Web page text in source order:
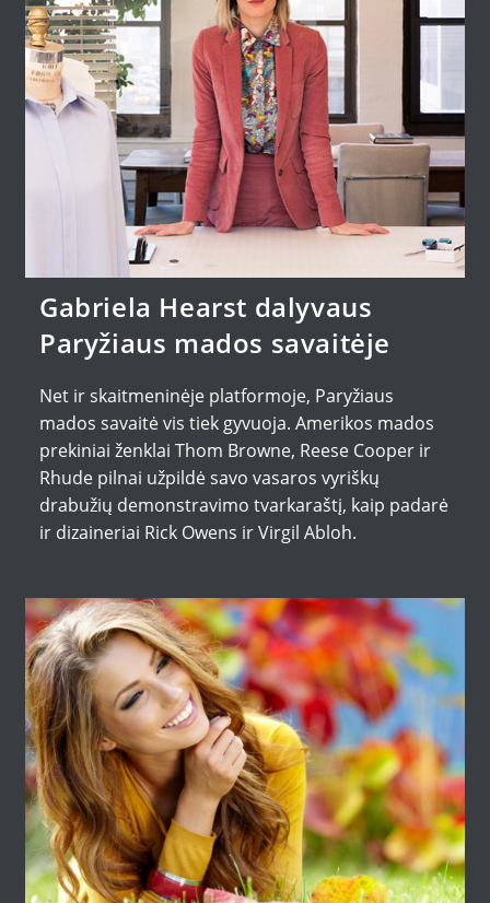
Gabriela Hearst dalyvaus
Paryžiaus mados savaitėje
Net ir skaitmeninėje platformoje, Paryžiaus
mados savaitė vis tiek gyvuoja. Amerikos mados
prekiniai ženklai Thom Browne, Reese Cooper ir
Rhude pilnai užpildė savo vasaros vyriškų
drabužių demonstravimo tvarkaraštį, kaip padarė
ir dizaineriai Rick Owens ir Virgil Abloh.